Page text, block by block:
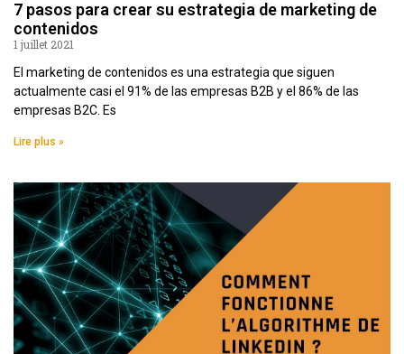
7 pasos para crear su estrategia de marketing de
contenidos
1 juillet 2021
El marketing de contenidos es una estrategia que siguen
actualmente casi el 91% de las empresas B2B y el 86% de las
empresas B2C. Es
Lire plus »